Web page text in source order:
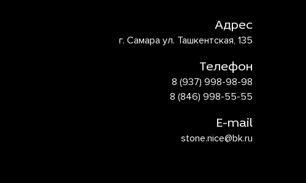
Адрес
г. Самара ул. Ташкентская, 135
Телефон
8 (937) 998-98-98
8 (846) 998-55-55
E-mail
stone.nice@bk.ru